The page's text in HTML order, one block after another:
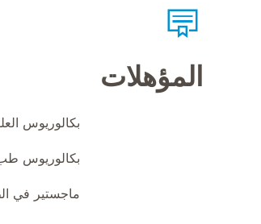
المؤهلات
بكالوريوس
بكالوريوس
ماجستير في